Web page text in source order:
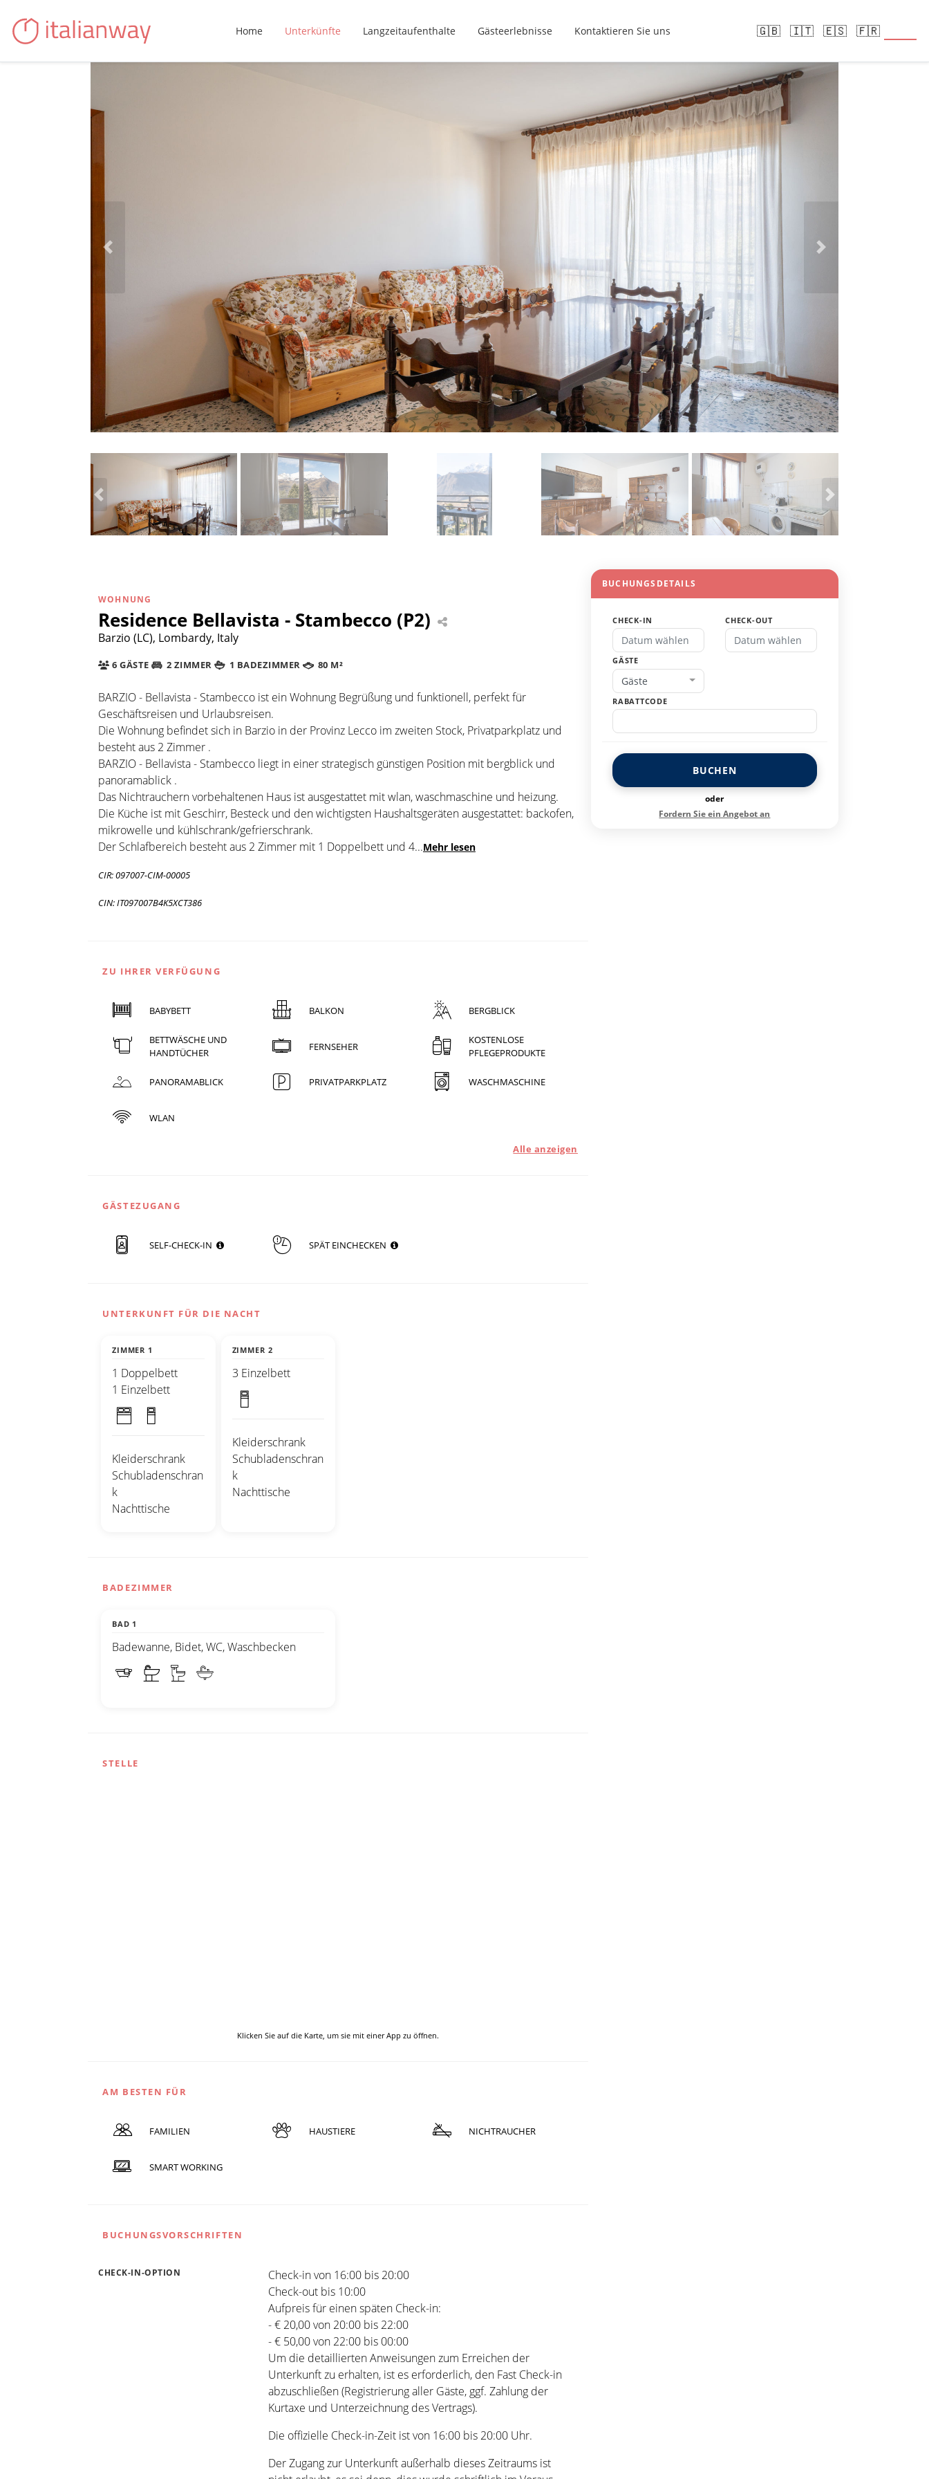
Home Unterkünfte Langzeitaufenthalte Gästeerlebnisse Kontaktieren Sie uns 🇬🇧 🇮🇹 🇪🇸 🇫🇷
WOHNUNG
Residence Bellavista - Stambecco (P2)
Barzio (LC), Lombardy, Italy
6 GÄSTE 2 ZIMMER 1 BADEZIMMER 80 M²
BARZIO - Bellavista - Stambecco ist ein Wohnung Begrüßung und funktionell, perfekt für
Geschäftsreisen und Urlaubsreisen.
Die Wohnung befindet sich in Barzio in der Provinz Lecco im zweiten Stock, Privatparkplatz und
besteht aus 2 Zimmer .
BARZIO - Bellavista - Stambecco liegt in einer strategisch günstigen Position mit bergblick und
panoramablick .
Das Nichtrauchern vorbehaltenen Haus ist ausgestattet mit wlan, waschmaschine und heizung.
Die Küche ist mit Geschirr, Besteck und den wichtigsten Haushaltsgeräten ausgestattet: backofen,
mikrowelle und kühlschrank/gefrierschrank.
Der Schlafbereich besteht aus 2 Zimmer mit 1 Doppelbett und 4...Mehr lesen
CIR: 097007-CIM-00005
CIN: IT097007B4K5XCT386
ZU IHRER VERFÜGUNG
BABYBETT BALKON BERGBLICK
BETTWÄSCHE UND
HANDTÜCHER
FERNSEHER
KOSTENLOSE
PFLEGEPRODUKTE
PANORAMABLICK PRIVATPARKPLATZ WASCHMASCHINE
WLAN
Alle anzeigen
GÄSTEZUGANG
SELF-CHECK-IN SPÄT EINCHECKEN
UNTERKUNFT FÜR DIE NACHT
ZIMMER 1
1 Doppelbett
1 Einzelbett
Kleiderschrank
Schubladenschran
k
Nachttische
ZIMMER 2
3 Einzelbett
Kleiderschrank
Schubladenschran
k
Nachttische
BADEZIMMER
BAD 1
Badewanne, Bidet, WC, Waschbecken
STELLE
Klicken Sie auf die Karte, um sie mit einer App zu öffnen.
AM BESTEN FÜR
FAMILIEN HAUSTIERE NICHTRAUCHER
SMART WORKING
BUCHUNGSVORSCHRIFTEN
CHECK-IN-OPTION
Check-in von 16:00 bis 20:00
Check-out bis 10:00
Aufpreis für einen späten Check-in:
- € 20,00 von 20:00 bis 22:00
- € 50,00 von 22:00 bis 00:00
Um die detaillierten Anweisungen zum Erreichen der
Unterkunft zu erhalten, ist es erforderlich, den Fast Check-in
abzuschließen (Registrierung aller Gäste, ggf. Zahlung der
Kurtaxe und Unterzeichnung des Vertrags).
Die offizielle Check-in-Zeit ist von 16:00 bis 20:00 Uhr.
Der Zugang zur Unterkunft außerhalb dieses Zeitraums ist
BUCHUNGSDETAILS
CHECK-IN CHECK-OUT
GÄSTE
Gäste
RABATTCODE
BUCHEN
oder
Fordern Sie ein Angebot an